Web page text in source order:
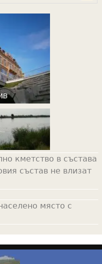
кметство в състава
състав не влизат
място с